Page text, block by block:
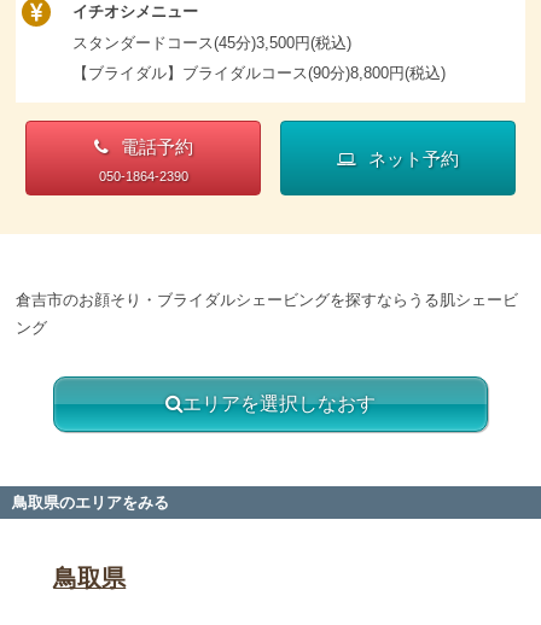
イチオシメニュー
スタンダードコース(45分)3,500円(税込)
【ブライダル】ブライダルコース(90分)8,800円(税込)
電話予約
050-1864-2390
ネット予約
倉吉市のお顔そり・ブライダルシェービングを探すならうる肌シェービ
ング
エリアを選択しなおす
鳥取県のエリアをみる
鳥取県